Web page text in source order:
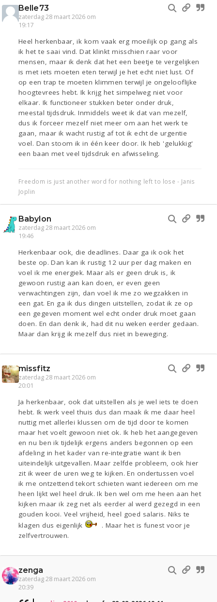
Belle73
zaterdag 28 maart 2026 om
19:17
Heel herkenbaar, ik kom vaak erg moeilijk op gang als
ik het te saai vind. Dat klinkt misschien raar voor
mensen, maar ik denk dat het een beetje te vergelijken
is met iets moeten eten terwijl je het echt niet lust. Of
op een trap te moeten klimmen terwijl je ongelooflijke
hoogtevrees hebt. Ik krijg het simpelweg niet voor
elkaar. Ik functioneer stukken beter onder druk,
meestal tijdsdruk. Inmiddels weet ik dat van mezelf,
dus ik forceer mezelf niet meer om aan het werk te
gaan, maar ik wacht rustig af tot ik echt de urgentie
voel. Dan stoom ik in één keer door. Ik heb 'gelukkig'
een baan met veel tijdsdruk en afwisseling.
Freedom is just another word for nothing left to lose - Janis
Joplin
Babylon
zaterdag 28 maart 2026 om
19:46
Herkenbaar ook, die deadlines. Daar ga ik ook het
beste op. Dan kan ik rustig 12 uur per dag maken en
voel ik me energiek. Maar als er geen druk is, ik
gewoon rustig aan kan doen, er even geen
verwachtingen zijn, dan voel ik me zo wegzakken in
een gat. En ga ik dus dingen uitstellen, zodat ik ze op
een gegeven moment wel echt onder druk moet gaan
doen. En dan denk ik, had dit nu weken eerder gedaan.
Maar dan krijg ik mezelf dus niet in beweging.
missfitz
zaterdag 28 maart 2026 om
20:01
Ja herkenbaar, ook dat uitstellen als je wel iets te doen
hebt. Ik werk veel thuis dus dan maak ik me daar heel
nuttig met allerlei klussen om de tijd door te komen
maar het voelt gewoon niet ok. Ik heb het aangegeven
en nu ben ik tijdelijk ergens anders begonnen op een
afdeling in het kader van re-integratie want ik ben
uiteindelijk uitgevallen. Maar zelfde probleem, ook hier
zit ik weer de uren weg te kijken. En ondertussen voel
ik me ontzettend tekort schieten want iedereen om me
heen lijkt wel heel druk. Ik ben wel om me heen aan het
kijken maar ik zeg net als eerder al werd gezegd in een
gouden kooi. Veel vrijheid, heel goed salaris. Niks te
klagen dus eigenlijk
. Maar het is funest voor je
zelfvertrouwen.
zenga
zaterdag 28 maart 2026 om
20:39